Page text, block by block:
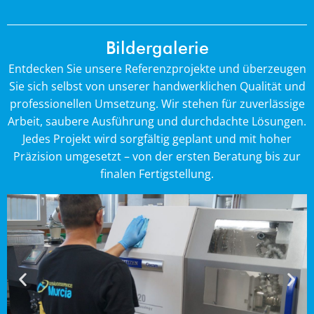
Bildergalerie
Entdecken Sie unsere Referenzprojekte und überzeugen
Sie sich selbst von unserer handwerklichen Qualität und
professionellen Umsetzung. Wir stehen für zuverlässige
Arbeit, saubere Ausführung und durchdachte Lösungen.
Jedes Projekt wird sorgfältig geplant und mit hoher
Präzision umgesetzt – von der ersten Beratung bis zur
finalen Fertigstellung.